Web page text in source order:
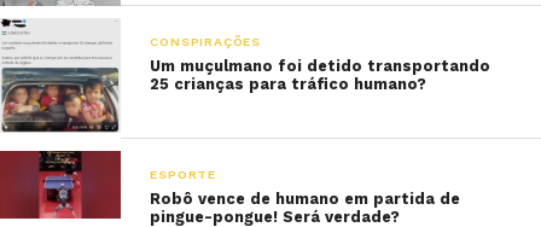
CONSPIRAÇÕES
Um muçulmano foi detido transportando
25 crianças para tráfico humano?
ESPORTE
Robô vence de humano em partida de
pingue-pongue! Será verdade?